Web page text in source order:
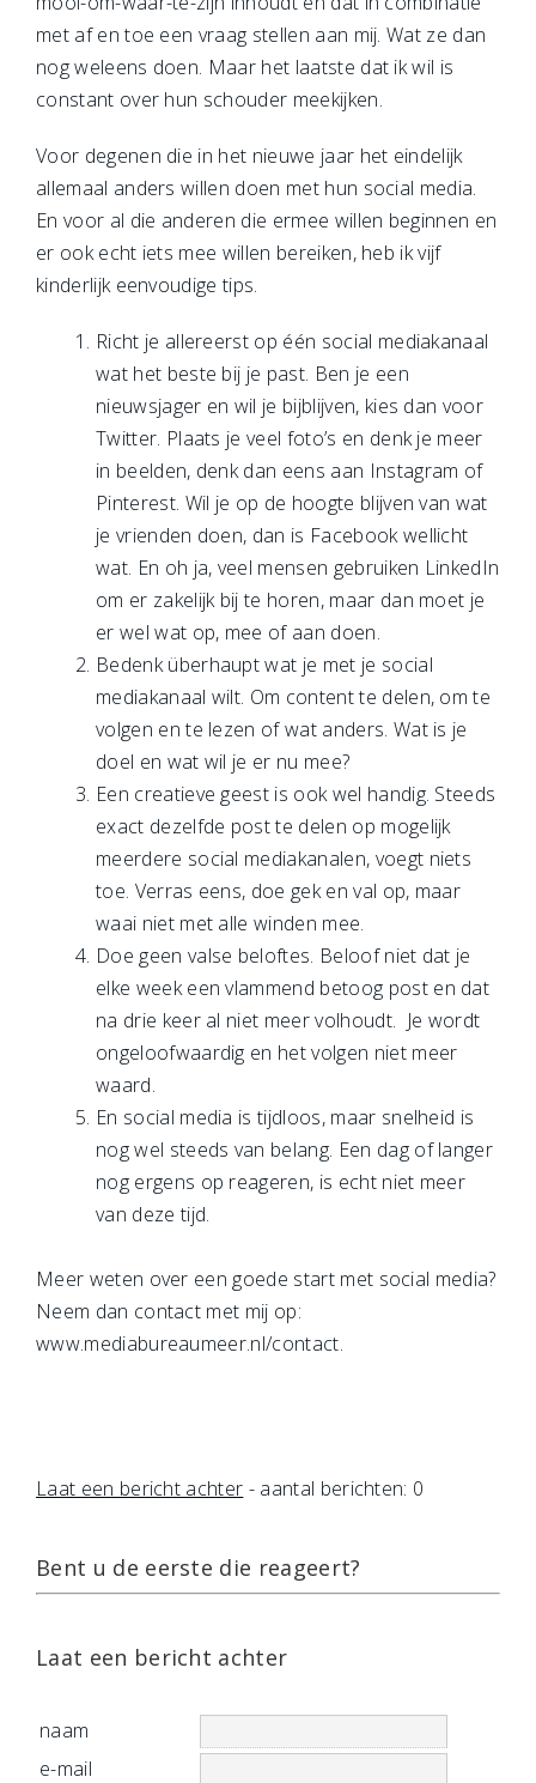
met af en toe een vraag stellen aan mij. Wat ze dan
nog weleens doen. Maar het laatste dat ik wil is
constant over hun schouder meekijken.
Voor degenen die in het nieuwe jaar het eindelijk
allemaal anders willen doen met hun social media.
En voor al die anderen die ermee willen beginnen en
er ook echt iets mee willen bereiken, heb ik vijf
kinderlijk eenvoudige tips.
Richt je allereerst op één social mediakanaal
wat het beste bij je past. Ben je een
nieuwsjager en wil je bijblijven, kies dan voor
Twitter. Plaats je veel foto’s en denk je meer
in beelden, denk dan eens aan Instagram of
Pinterest. Wil je op de hoogte blijven van wat
je vrienden doen, dan is Facebook wellicht
wat. En oh ja, veel mensen gebruiken LinkedIn
om er zakelijk bij te horen, maar dan moet je
er wel wat op, mee of aan doen.
Bedenk überhaupt wat je met je social
mediakanaal wilt. Om content te delen, om te
volgen en te lezen of wat anders. Wat is je
doel en wat wil je er nu mee?
Een creatieve geest is ook wel handig. Steeds
exact dezelfde post te delen op mogelijk
meerdere social mediakanalen, voegt niets
toe. Verras eens, doe gek en val op, maar
waai niet met alle winden mee.
Doe geen valse beloftes. Beloof niet dat je
elke week een vlammend betoog post en dat
na drie keer al niet meer volhoudt. Je wordt
ongeloofwaardig en het volgen niet meer
waard.
En social media is tijdloos, maar snelheid is
nog wel steeds van belang. Een dag of langer
nog ergens op reageren, is echt niet meer
van deze tijd.
Meer weten over een goede start met social media?
Neem dan contact met mij op:
www.mediabureaumeer.nl/contact.
Laat een bericht achter - aantal berichten: 0
Bent u de eerste die reageert?
Laat een bericht achter
naam
e-mail